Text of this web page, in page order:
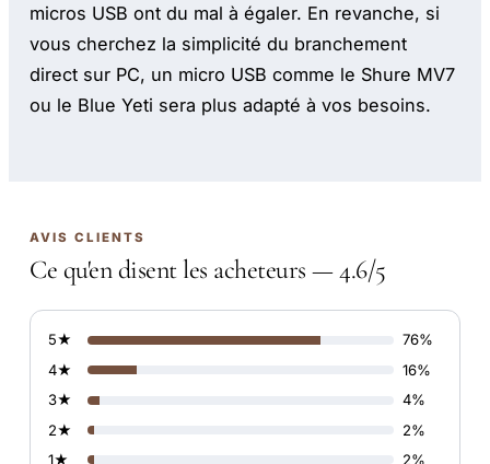
micros USB ont du mal à égaler. En revanche, si
vous cherchez la simplicité du branchement
direct sur PC, un micro USB comme le Shure MV7
ou le Blue Yeti sera plus adapté à vos besoins.
AVIS CLIENTS
Ce qu'en disent les acheteurs — 4.6/5
5★
76%
4★
16%
3★
4%
2★
2%
1★
2%